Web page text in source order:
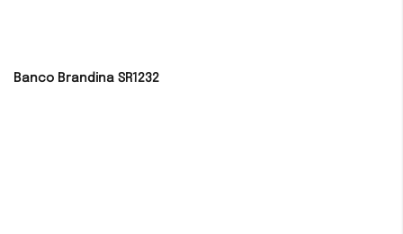
Banco Brandina SR1232